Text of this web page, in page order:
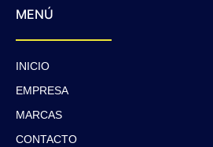
MENÚ
INICIO
EMPRESA
MARCAS
CONTACTO